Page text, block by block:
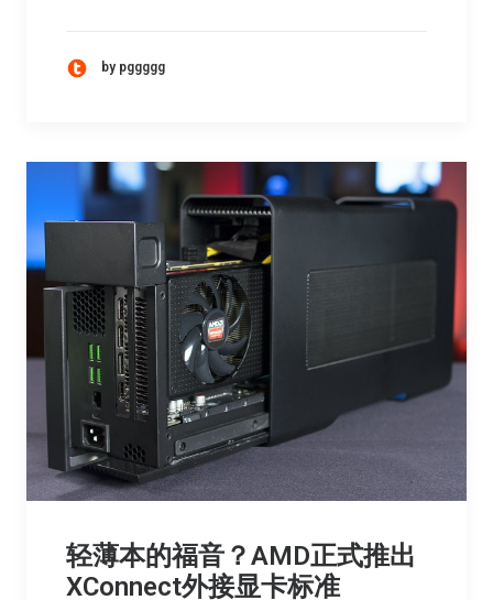
by pggggg
轻薄本的福音？AMD正式推出
XConnect外接显卡标准